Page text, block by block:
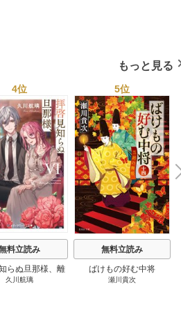
もっと見る
4位
料立読み
らぬ旦那様、離
いただきます
久川航璃
5位
無料立読み
ばけもの好む中将
瀬川貴次
N
e
x
t